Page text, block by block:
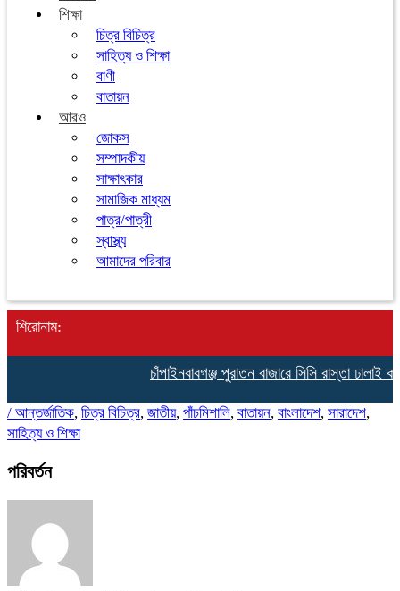
শিক্ষা
চিত্র বিচিত্র
সাহিত্য ও শিক্ষা
বাণী
বাতায়ন
আরও
জোকস
সম্পাদকীয়
সাক্ষাৎকার
সামাজিক মাধ্যম
পাত্র/পাত্রী
স্বাস্থ্য
আমাদের পরিবার
শিরোনাম:
চাঁপাইনবাবগঞ্জ পুরাতন বাজারে সিসি রাস্তা ঢালাই
/ আন্তর্জাতিক, চিত্র বিচিত্র, জাতীয়, পাঁচমিশালি, বাতায়ন, বাংলাদেশ, সারাদেশ,
সাহিত্য ও শিক্ষা
পরিবর্তন